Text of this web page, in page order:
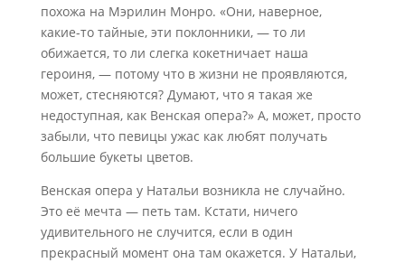
похожа на Мэрилин Монро. «Они, наверное,
какие-то тайные, эти поклонники, — то ли
обижается, то ли слегка кокетничает наша
героиня, — потому что в жизни не проявляются,
может, стесняются? Думают, что я такая же
недоступная, как Венская опера?» А, может, просто
забыли, что певицы ужас как любят получать
большие букеты цветов.
Венская опера у Натальи возникла не случайно.
Это её мечта — петь там. Кстати, ничего
удивительного не случится, если в один
прекрасный момент она там окажется. У Натальи,